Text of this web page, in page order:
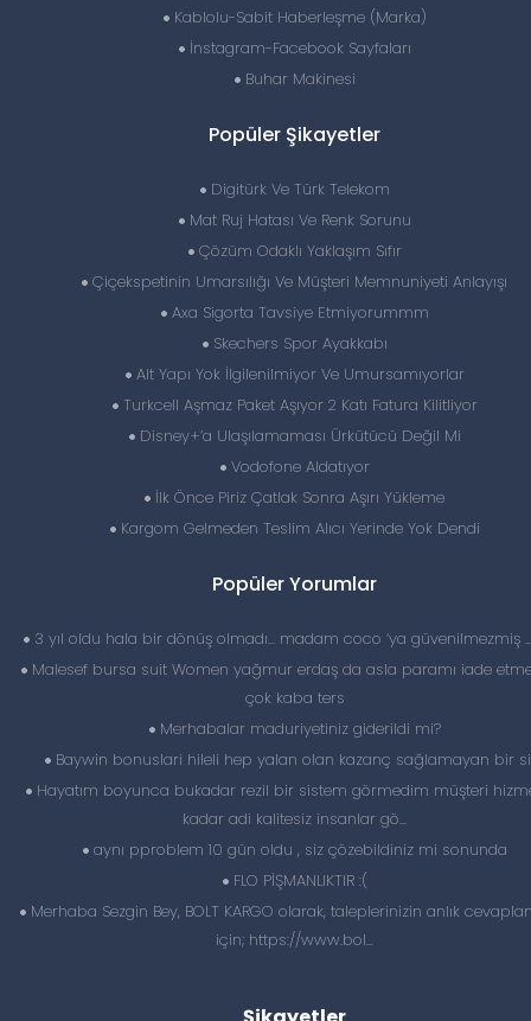
Kablolu-Sabit Haberleşme (Marka)
İnstagram-Facebook Sayfaları
Buhar Makinesi
Popüler Şikayetler
Digitürk Ve Türk Telekom
Mat Ruj Hatası Ve Renk Sorunu
Çözüm Odaklı Yaklaşım Sıfır
Çiçekspetinin Umarsılığı Ve Müşteri Memnuniyeti Anlayışı
Axa Sigorta Tavsiye Etmiyorummm
Skechers Spor Ayakkabı
Alt Yapı Yok İlgilenilmiyor Ve Umursamıyorlar
Turkcell Aşmaz Paket Aşıyor 2 Katı Fatura Kilitliyor
Disney+’a Ulaşılamaması Ürkütücü Değil Mi
Vodofone Aldatıyor
İlk Önce Piriz Çatlak Sonra Aşırı Yükleme
Kargom Gelmeden Teslim Alıcı Yerinde Yok Dendi
Popüler Yorumlar
3 yıl oldu hala bir dönüş olmadı… madam coco ‘ya güvenilmezmiş
Malesef bursa suit Women yağmur erdaş da asla paramı iade
çok kaba ters
Merhabalar maduriyetiniz giderildi mi?
Baywin bonuslari hileli hep yalan olan kazanç sağlamayan bir
Hayatım boyunca bukadar rezil bir sistem görmedim müşteri
kadar adi kalitesiz insanlar gö...
aynı pproblem 10 gün oldu , siz çözebildiniz mi sonunda
FLO PİŞMANLIKTIR :(
Merhaba Sezgin Bey, BOLT KARGO olarak, taleplerinizin anlık
için; https://www.bol...